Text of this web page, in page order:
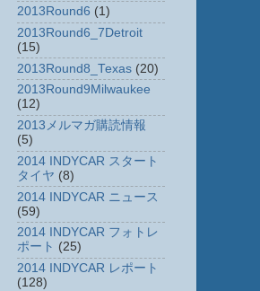
2013Round6 (1)
2013Round6_7Detroit
(15)
2013Round8_Texas (20)
2013Round9Milwaukee
(12)
2013メルマガ購読情報
(5)
2014 INDYCAR スタート
タイヤ (8)
2014 INDYCAR ニュース
(59)
2014 INDYCAR フォトレ
ポート (25)
2014 INDYCAR レポート
(128)